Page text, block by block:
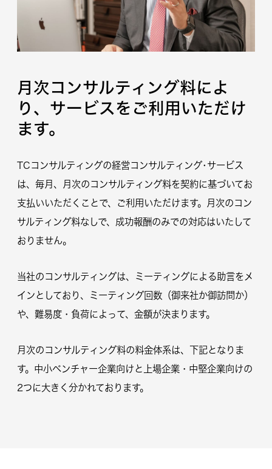
月次コンサルティング料によ
り、サービスをご利用いただけ
ます。
TCコンサルティングの経営コンサルティング･サービス
は、毎月、月次のコンサルティング料を契約に基づいてお
支払いいただくことで、ご利用いただけます。月次のコン
サルティング料なしで、成功報酬のみでの対応はいたして
おりません。
当社のコンサルティングは、ミーティングによる助言をメ
インとしており、ミーティング回数（御来社か御訪問か）
や、難易度・負荷によって、金額が決まります。
月次のコンサルティング料の料金体系は、下記となりま
す。中小ベンチャー企業向けと上場企業・中堅企業向けの
2つに大きく分かれております。